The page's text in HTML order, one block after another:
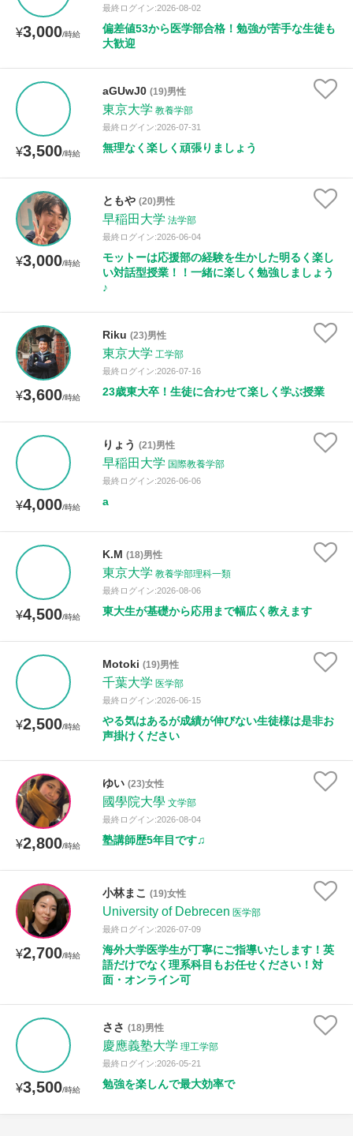
¥3,000/時給
最終ログイン:2026-08-02
偏差値53から医学部合格！勉強が苦手な生徒も
大歓迎
¥3,500/時給
aGUwJ0 (19)男性
東京大学 教養学部
最終ログイン:2026-07-31
無理なく楽しく頑張りましょう
¥3,000/時給
ともや (20)男性
早稲田大学 法学部
最終ログイン:2026-06-04
モットーは応援部の経験を生かした明るく楽し
い対話型授業！！一緒に楽しく勉強しましょう
♪
¥3,600/時給
Riku (23)男性
東京大学 工学部
最終ログイン:2026-07-16
23歳東大卒！生徒に合わせて楽しく学ぶ授業
¥4,000/時給
りょう (21)男性
早稲田大学 国際教養学部
最終ログイン:2026-06-06
a
¥4,500/時給
K.M (18)男性
東京大学 教養学部理科一類
最終ログイン:2026-08-06
東大生が基礎から応用まで幅広く教えます
¥2,500/時給
Motoki (19)男性
千葉大学 医学部
最終ログイン:2026-06-15
やる気はあるが成績が伸びない生徒様は是非お
声掛けください
¥2,800/時給
ゆい (23)女性
國學院大學 文学部
最終ログイン:2026-08-04
塾講師歴5年目です♫
¥2,700/時給
小林まこ (19)女性
University of Debrecen 医学部
最終ログイン:2026-07-09
海外大学医学生が丁寧にご指導いたします！英
語だけでなく理系科目もお任せください！対
面・オンライン可
¥3,500/時給
ささ (18)男性
慶應義塾大学 理工学部
最終ログイン:2026-05-21
勉強を楽しんで最大効率で